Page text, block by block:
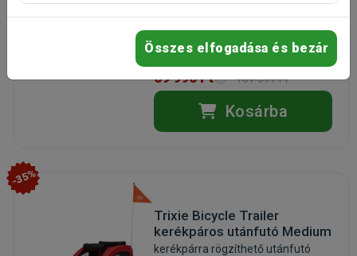
Raktáron
Csak személyes átvétel
69 990 Ft 107 677 Ft
Kosárba
-35%
Trixie Bicycle Trailer
kerékpáros utánfutó Medium
kerékpárra rögzíthető utánfutó
Összes elfogadása és bezár